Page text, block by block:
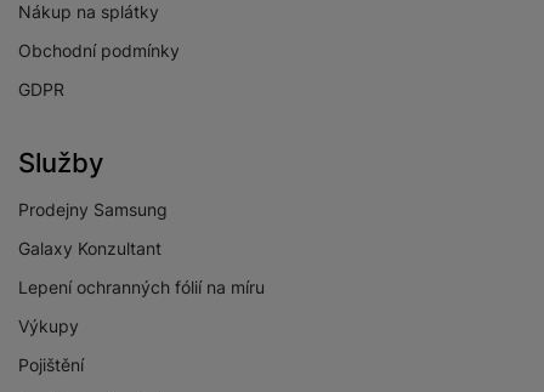
Nákup na splátky
Obchodní podmínky
GDPR
Služby
Prodejny Samsung
Galaxy Konzultant
Lepení ochranných fólií na míru
Výkupy
Pojištění